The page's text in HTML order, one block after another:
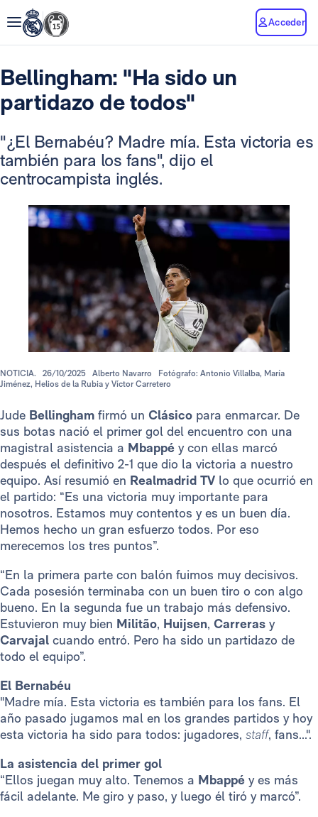
Acceder
Bellingham: "Ha sido un
partidazo de todos"
"¿El Bernabéu? Madre mía. Esta victoria es
también para los fans", dijo el
centrocampista inglés.
NOTICIA. 26/10/2025 Alberto Navarro
Fotógrafo: Antonio Villalba, María
Jiménez, Helios de la Rubia y Víctor Carretero
Jude Bellingham firmó un Clásico para enmarcar. De
sus botas nació el primer gol del encuentro con una
magistral asistencia a Mbappé y con ellas marcó
después el definitivo 2-1 que dio la victoria a nuestro
equipo. Así resumió en Realmadrid TV lo que ocurrió en
el partido: “Es una victoria muy importante para
nosotros. Estamos muy contentos y es un buen día.
Hemos hecho un gran esfuerzo todos. Por eso
merecemos los tres puntos”.
“En la primera parte con balón fuimos muy decisivos.
Cada posesión terminaba con un buen tiro o con algo
bueno. En la segunda fue un trabajo más defensivo.
Estuvieron muy bien Militão, Huijsen, Carreras y
Carvajal cuando entró. Pero ha sido un partidazo de
todo el equipo”.
El Bernabéu
"Madre mía. Esta victoria es también para los fans. El
año pasado jugamos mal en los grandes partidos y hoy
esta victoria ha sido para todos: jugadores, staff, fans...".
La asistencia del primer gol
“Ellos juegan muy alto. Tenemos a Mbappé y es más
fácil adelante. Me giro y paso, y luego él tiró y marcó”.